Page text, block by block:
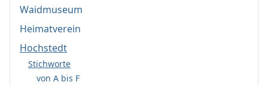
Waidmuseum
Heimatverein
Hochstedt
Stichworte
von A bis F